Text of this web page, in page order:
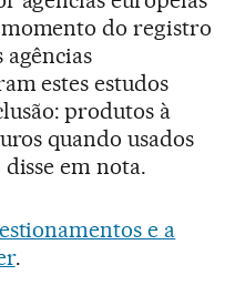
do registro
agências
estes estudos
produtos à
quando usados
em nota.
e a
.